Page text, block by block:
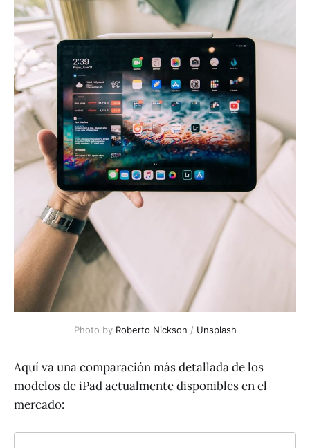
Photo by Roberto Nickson / Unsplash
Aquí va una comparación más detallada de los
modelos de iPad actualmente disponibles en el
mercado: